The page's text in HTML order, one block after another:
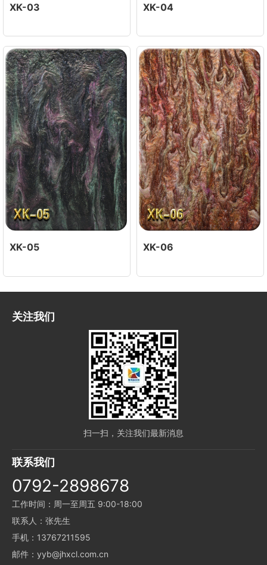
XK-03 XK-04
XK-05 XK-06
关注我们
扫一扫，关注我们最新消息
联系我们
0792-2898678
工作时间：周一至周五 9:00-18:00
联系人：张先生
手机：13767211595
邮件：yyb@jhxcl.com.cn